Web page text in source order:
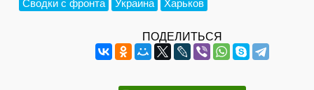
Сводки с фронта
Украина Харьков
ПОДЕЛИТЬСЯ